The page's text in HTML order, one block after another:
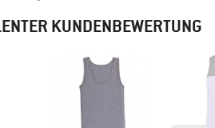
KUNDENBEWERTUNG